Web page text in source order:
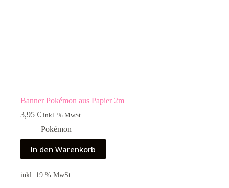
Banner Pokémon aus Papier 2m
3,95 € inkl. % MwSt.
Pokémon
In den Warenkorb
inkl. 19 % MwSt.